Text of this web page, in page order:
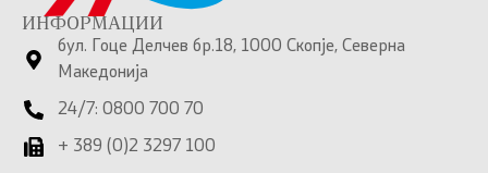
ИНФОРМАЦИИ
бул. Гоце Делчев бр.18, 1000 Скопје, Северна
Македонија
24/7: 0800 700 70
+ 389 (0)2 3297 100